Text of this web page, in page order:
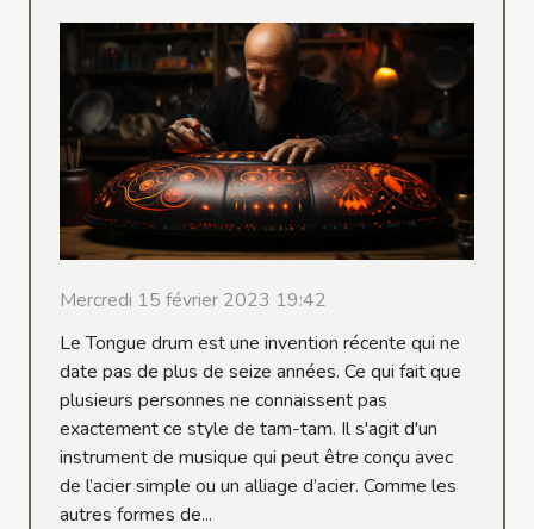
Mercredi 15 février 2023 19:42
Le Tongue drum est une invention récente qui ne
date pas de plus de seize années. Ce qui fait que
plusieurs personnes ne connaissent pas
exactement ce style de tam-tam. Il s'agit d'un
instrument de musique qui peut être conçu avec
de l’acier simple ou un alliage d’acier. Comme les
autres formes de...